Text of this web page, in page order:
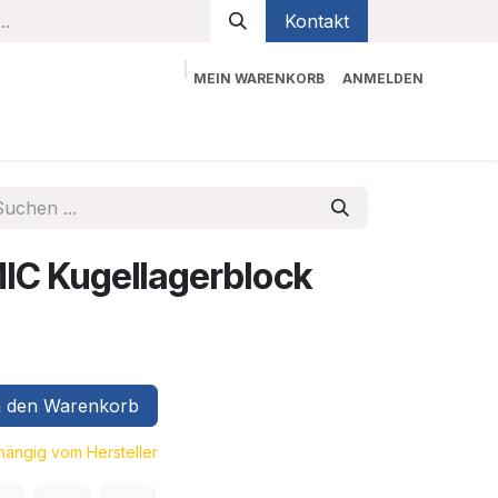
Kontakt
MEIN WARENKORB ANMELDEN
Kugellagerblock
den Warenkorb
vom Hersteller